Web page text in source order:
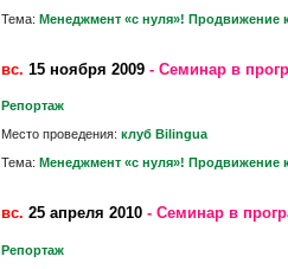
Тема: Менеджмент «с нуля»! Продвижение
вс. 15 ноября 2009- Семинар в
Репортаж
Место проведения: клуб Bilingua
Тема: Менеджмент «с нуля»! Продвижение
вс. 25 апреля 2010- Семинар в
Репортаж